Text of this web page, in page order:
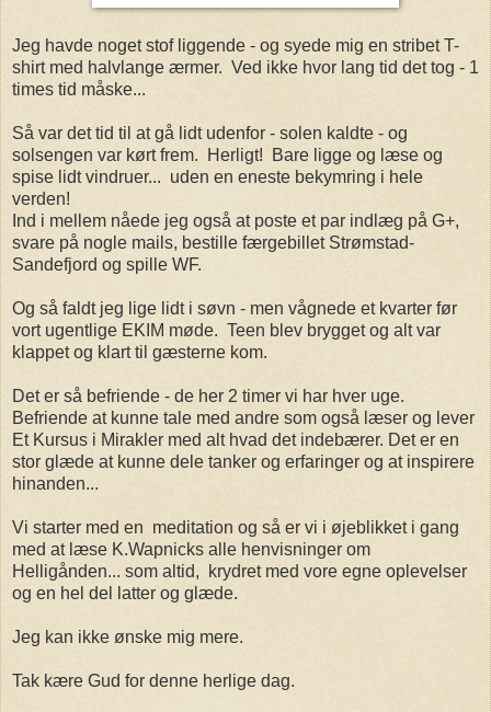
Jeg havde noget stof liggende - og syede mig en stribet T-
shirt med halvlange ærmer. Ved ikke hvor lang tid det tog - 1
times tid måske...
Så var det tid til at gå lidt udenfor - solen kaldte - og
solsengen var kørt frem. Herligt! Bare ligge og læse og
spise lidt vindruer... uden en eneste bekymring i hele
verden!
Ind i mellem nåede jeg også at poste et par indlæg på G+,
svare på nogle mails, bestille færgebillet Strømstad-
Sandefjord og spille WF.
Og så faldt jeg lige lidt i søvn - men vågnede et kvarter før
vort ugentlige EKIM møde. Teen blev brygget og alt var
klappet og klart til gæsterne kom.
Det er så befriende - de her 2 timer vi har hver uge.
Befriende at kunne tale med andre som også læser og lever
Et Kursus i Mirakler med alt hvad det indebærer. Det er en
stor glæde at kunne dele tanker og erfaringer og at inspirere
hinanden...
Vi starter med en meditation og så er vi i øjeblikket i gang
med at læse K.Wapnicks alle henvisninger om
Helligånden... som altid, krydret med vore egne oplevelser
og en hel del latter og glæde.
Jeg kan ikke ønske mig mere.
Tak kære Gud for denne herlige dag.